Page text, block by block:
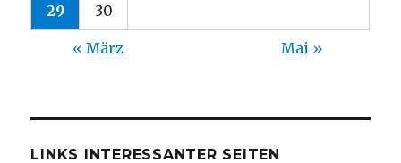
29 30
« März Mai »
LINKS INTERESSANTER SEITEN